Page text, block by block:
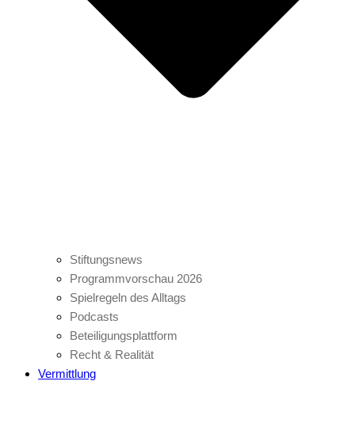
Stiftungsnews
Programmvorschau 2026
Spielregeln des Alltags
Podcasts
Beteiligungsplattform
Recht & Realität
Vermittlung